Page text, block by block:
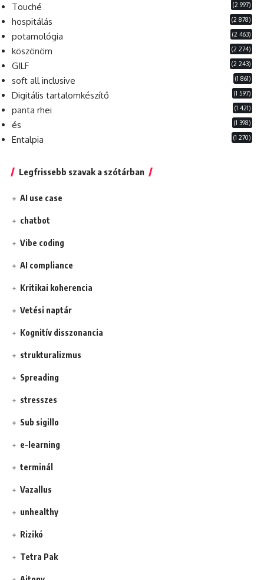
Touché (2 997)
hospitálás (2 878)
potamológia (2 463)
köszönöm (2 274)
GILF (2 243)
soft all inclusive (1 861)
Digitális tartalomkészítő (1 597)
panta rhei (1 421)
és (1 398)
Entalpia (1 270)
Legfrissebb szavak a szótárban
AI use case
chatbot
Vibe coding
AI compliance
Kritikai koherencia
Vetési naptár
Kognitív disszonancia
strukturalizmus
Spreading
stresszes
Sub sigillo
e-learning
terminál
Vazallus
unhealthy
Rizikó
Tetra Pak